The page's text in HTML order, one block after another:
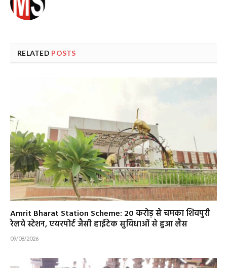
RELATED POSTS
Amrit Bharat Station Scheme: 20 करोड़ से चमका शिवपुरी
रेलवे स्टेशन, एयरपोर्ट जैसी हाईटेक सुविधाओं से हुआ लैस
09/08/2026